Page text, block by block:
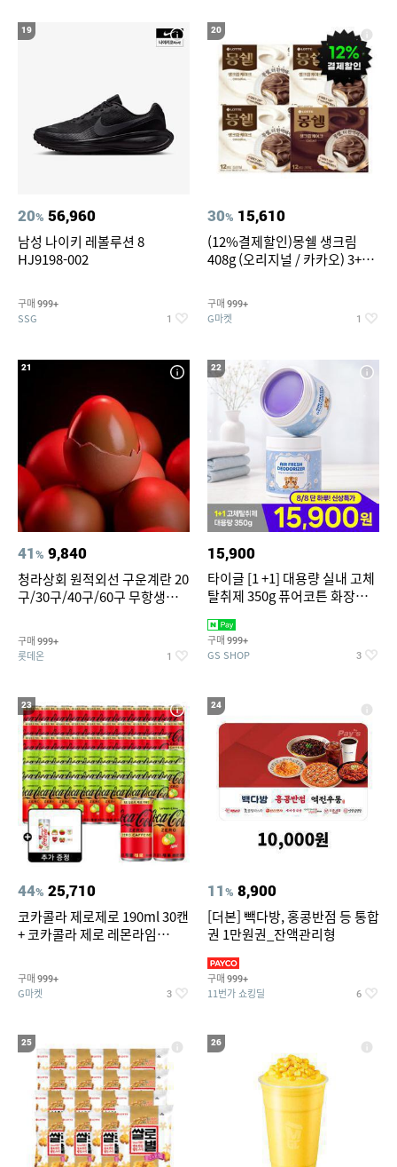
19
20% 56,960
남성 나이키 레볼루션 8
HJ9198-002
구매 999+
SSG 1
20
30% 15,610
(12%결제할인)몽쉘 생크림
408g (오리지널 / 카카오) 3+1
구매 999+
G마켓 1
21
41% 9,840
청라상회 원적외선 구운계란 20
구/30구/40구/60구 무항생제
구매 999+
롯데온 1
22
15,900
타이글 [1 +1] 대용량 실내 고체
탈취제 350g 퓨어코튼 화장실
구매 999+
GS SHOP 3
23
44% 25,710
코카콜라 제로제로 190ml 30캔
+ 코카콜라 제로 레몬라임
티커 세트
구매 999+
G마켓 3
24
11% 8,900
[더본] 빽다방, 홍콩반점 등 통합
권 1만원권_잔액관리형
구매 999+
11번가 쇼킹딜 6
25 26